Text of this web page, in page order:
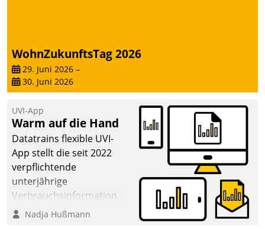
automatisiert ausgelöste,
zielgerichtete
Mieterbefragungen – eine
starke Grundlage für
datengestützte
Entscheidungen.
WohnZukunftsTag 2026
29. Juni 2026 –
30. Juni 2026
UVI-App
Warm auf die Hand
Datatrains flexible UVI-
App stellt die seit 2022
verpflichtende
unterjährige
Verbrauchsinformation
schnell, zuverlässig und
Nadja Hußmann